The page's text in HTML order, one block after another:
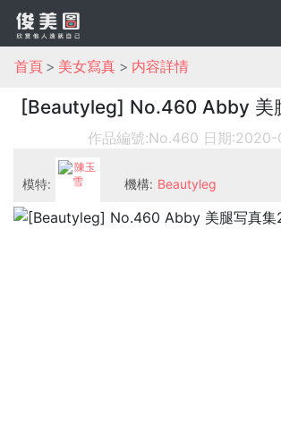
首頁 美女寫真 内容詳情
[Beautyleg] No.460 Abby 美
作品編號:No.460 日期:2020-
模特:
陳玉雪
機構: Beautyleg